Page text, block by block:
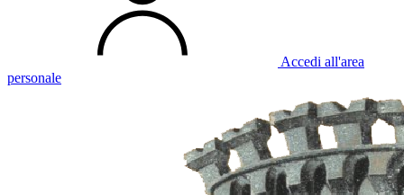
Accedi all'area
personale